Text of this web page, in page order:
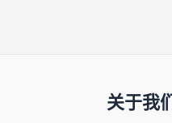
关于我们